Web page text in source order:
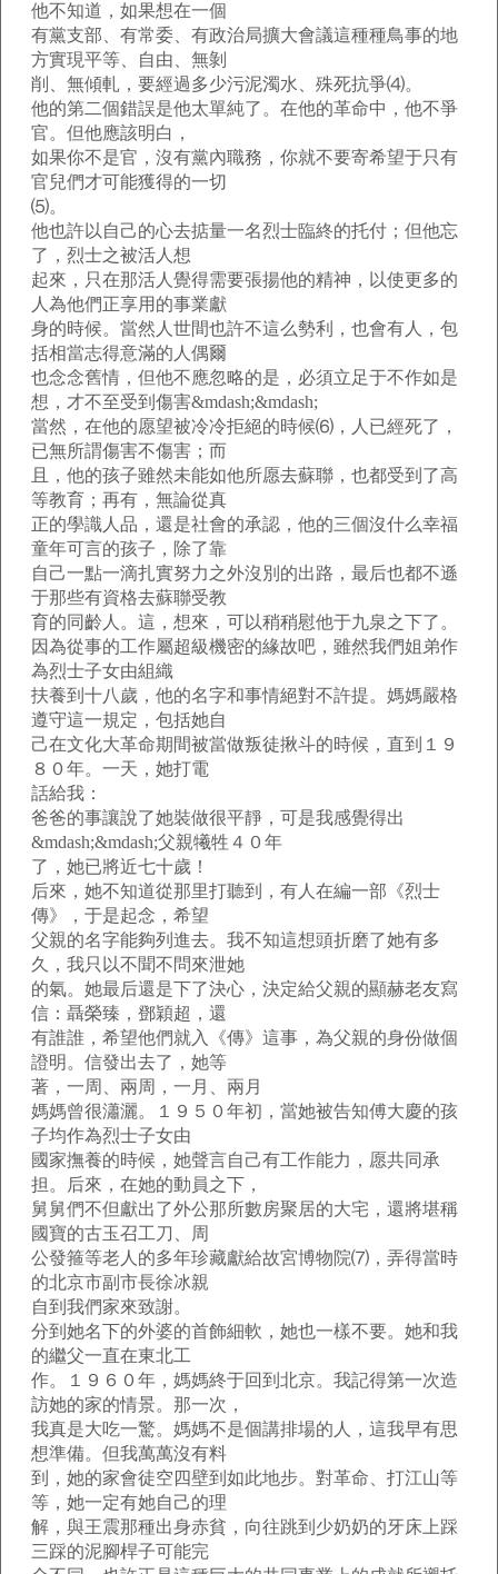
他不知道，如果想在一個
有黨支部、有常委、有政治局擴大會議這種種鳥事的地
方實現平等、自由、無剝
削、無傾軋，要經過多少污泥濁水、殊死抗爭⑷。
他的第二個錯誤是他太單純了。在他的革命中，他不爭
官。但他應該明白，
如果你不是官，沒有黨內職務，你就不要寄希望于只有
官兒們才可能獲得的一切
⑸。
他也許以自己的心去掂量一名烈士臨終的托付；但他忘
了，烈士之被活人想
起來，只在那活人覺得需要張揚他的精神，以使更多的
人為他們正享用的事業獻
身的時候。當然人世間也許不這么勢利，也會有人，包
括相當志得意滿的人偶爾
也念念舊情，但他不應忽略的是，必須立足于不作如是
想，才不至受到傷害&mdash;&mdash;
當然，在他的愿望被冷冷拒絕的時候⑹，人已經死了，
已無所謂傷害不傷害；而
且，他的孩子雖然未能如他所愿去蘇聯，也都受到了高
等教育；再有，無論從真
正的學識人品，還是社會的承認，他的三個沒什么幸福
童年可言的孩子，除了靠
自己一點一滴扎實努力之外沒別的出路，最后也都不遜
于那些有資格去蘇聯受教
育的同齡人。這，想來，可以稍稍慰他于九泉之下了。
因為從事的工作屬超級機密的緣故吧，雖然我們姐弟作
為烈士子女由組織
扶養到十八歲，他的名字和事情絕對不許提。媽媽嚴格
遵守這一規定，包括她自
己在文化大革命期間被當做叛徒揪斗的時候，直到１９
８０年。一天，她打電
話給我：
爸爸的事讓說了她裝做很平靜，可是我感覺得出
&mdash;&mdash;父親犧牲４０年
了，她已將近七十歲！
后來，她不知道從那里打聽到，有人在編一部《烈士
傳》，于是起念，希望
父親的名字能夠列進去。我不知這想頭折磨了她有多
久，我只以不聞不問來泄她
的氣。她最后還是下了決心，決定給父親的顯赫老友寫
信：聶榮臻，鄧穎超，還
有誰誰，希望他們就入《傳》這事，為父親的身份做個
證明。信發出去了，她等
著，一周、兩周，一月、兩月
媽媽曾很瀟灑。１９５０年初，當她被告知傅大慶的孩
子均作為烈士子女由
國家撫養的時候，她聲言自己有工作能力，愿共同承
担。后來，在她的動員之下，
舅舅們不但獻出了外公那所數房聚居的大宅，還將堪稱
國寶的古玉召工刀、周
公發箍等老人的多年珍藏獻給故宮博物院⑺，弄得當時
的北京市副市長徐冰親
自到我們家來致謝。
分到她名下的外婆的首飾細軟，她也一樣不要。她和我
的繼父一直在東北工
作。１９６０年，媽媽終于回到北京。我記得第一次造
訪她的家的情景。那一次，
我真是大吃一驚。媽媽不是個講排場的人，這我早有思
想準備。但我萬萬沒有料
到，她的家會徒空四壁到如此地步。對革命、打江山等
等，她一定有她自己的理
解，與王震那種出身赤貧，向往跳到少奶奶的牙床上踩
三踩的泥腳桿子可能完